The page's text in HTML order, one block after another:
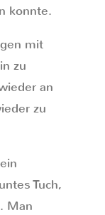
konnte.
mit
zu
an
zu
Tuch,
Man